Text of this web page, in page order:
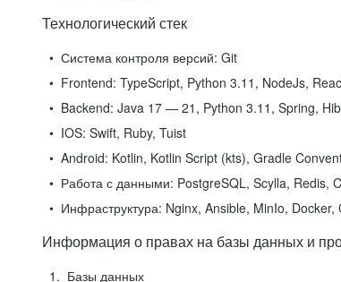
Технологический стек
Система контроля версий: Git
Frontend: TypeScript, Python 3.11, NodeJs,
Backend: Java 17 — 21, Python 3.11, Spring,
IOS: Swift, Ruby, Tuist
Android: Kotlin, Kotlin Script (kts), Gradle
Работа с данными: PostgreSQL, Scylla, Redis,
Инфраструктура: Nginx, Ansible, MinIo, Docker,
Информация о правах на базы данных и
Базы данных